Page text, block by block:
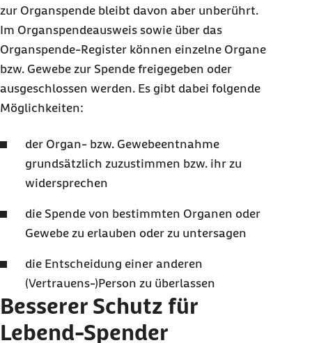
zur Organspende bleibt davon aber unberührt.
Im Organspendeausweis sowie über das
Organspende-Register können einzelne Organe
bzw. Gewebe zur Spende freigegeben oder
ausgeschlossen werden. Es gibt dabei folgende
Möglichkeiten:
der Organ- bzw. Gewebeentnahme
grundsätzlich zuzustimmen bzw. ihr zu
widersprechen
die Spende von bestimmten Organen oder
Gewebe zu erlauben oder zu untersagen
die Entscheidung einer anderen
(Vertrauens-)Person zu überlassen
Besserer Schutz für
Lebend-Spender